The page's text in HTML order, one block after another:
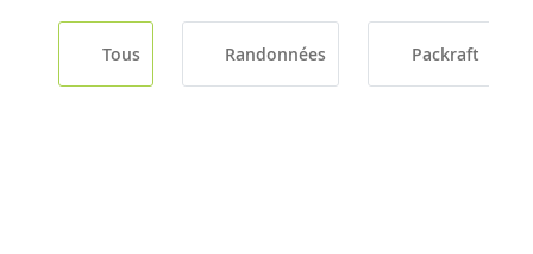
Tous Randonnées Packraft